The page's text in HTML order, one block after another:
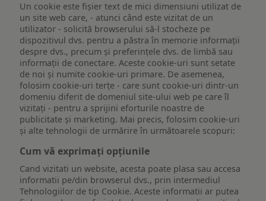
Un cookie este fişier text de mici dimensiuni utilizat de
un site web care, - atunci când este vizitat de un
utilizator - solicită browserului să-l stocheze pe
dispozitivul dvs. pentru a păstra în memorie informații
despre dvs., precum și preferințele dvs. de limbă sau
informații de conectare. Aceste cookie-uri sunt setate
de noi și numite cookie-uri primare. De asemenea,
folosim cookie-uri terțe - care sunt cookie-uri dintr-un
domeniu diferit de domeniul site-ului web pe care îl
vizitați - pentru a sprijini eforturile noastre de
publicitate și marketing. Mai precis, folosim cookie-uri
și alte tehnologii de urmărire în următoarele scopuri:
Cum vă exprimați opțiunile
Cand vizitati un website, acesta poate plasa sau accesa
informatii pe/din browserul dvs., prin intermediul
Tehnologiilor de tip Cookie. Aceste informatii ar putea